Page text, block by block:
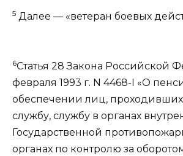
5 Далее — «ветеран боевых
6Статья 28 Закона Российской
февраля 1993 г. N 4468-I «О
обеспечении лиц,
службу, службу в органах
Государственной
органах по контролю за